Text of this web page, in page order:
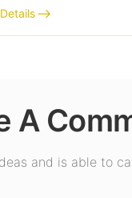
for
A
and is able to